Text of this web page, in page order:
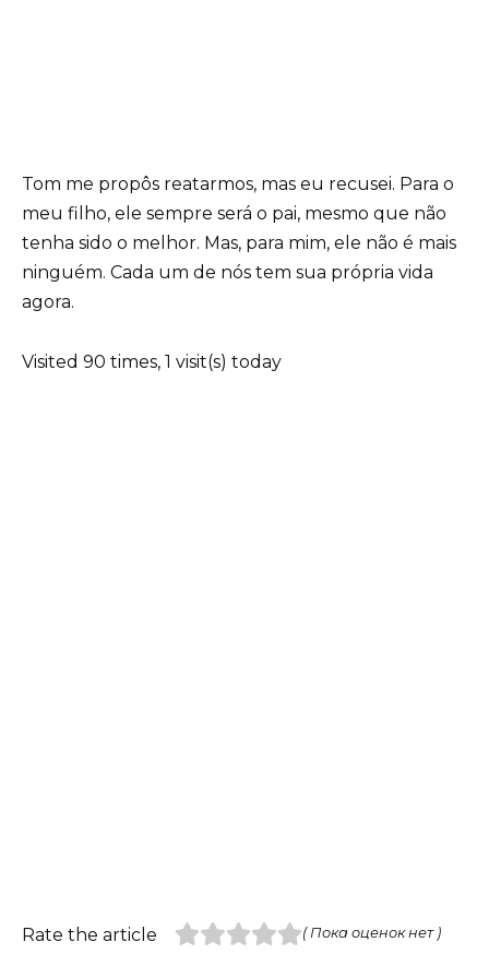
Tom me propôs reatarmos, mas eu recusei. Para o
meu filho, ele sempre será o pai, mesmo que não
tenha sido o melhor. Mas, para mim, ele não é mais
ninguém. Cada um de nós tem sua própria vida
agora.
Visited 90 times, 1 visit(s) today
Rate the article ( Пока оценок нет )